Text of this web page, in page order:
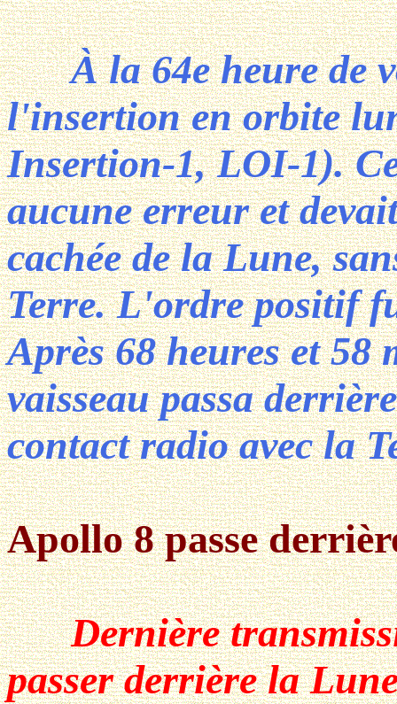
À la 64e heure de
l'insertion en orbite
Insertion-1, LOI-1).
aucune erreur et
cachée de la Lune,
Terre. L'ordre positif
Après 68 heures et 58
vaisseau passa
contact radio avec la
Apollo 8 passe
Dernière
passer derrière la